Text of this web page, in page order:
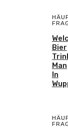
Bier
Man
In